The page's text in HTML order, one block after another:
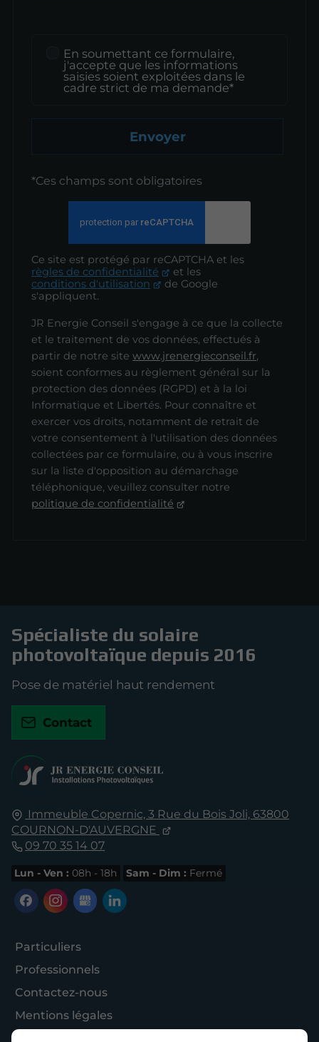
En soumettant ce formulaire,
j'accepte que les informations
saisies soient exploitées dans le
cadre strict de ma demande*
Envoyer
*Ces champs sont obligatoires
Ce site est protégé par reCAPTCHA et les
règles de confidentialité
et les
conditions d'utilisation
de Google
s'appliquent.
JR Energie Conseil s'engage à ce que la collecte
et le traitement de vos données, effectués à
partir de notre sitewww.jrenergieconseil.fr,
soient conformes au règlement général sur la
protection des données (RGPD) et à la loi
Informatique et Libertés. Pour connaître et
exercer vos droits, notamment de retrait de
votre consentement à l'utilisation des données
collectées par ce formulaire, ou à vous inscrire
sur la liste d'opposition au démarchage
téléphonique, veuillez consulter notre
politique de confidentialité
Immeuble Copernic, 3 Rue du Bois Joli, 63800
COURNON-D'AUVERGNE
09 70 35 14 07
Lun - Ven : 08h - 18h Sam - Dim : Fermé
Particuliers
Professionnels
Contactez-nous
Mentions légales
Spécialiste du solaire
photovoltaïque depuis 2016
Pose de matériel haut rendement
Contact